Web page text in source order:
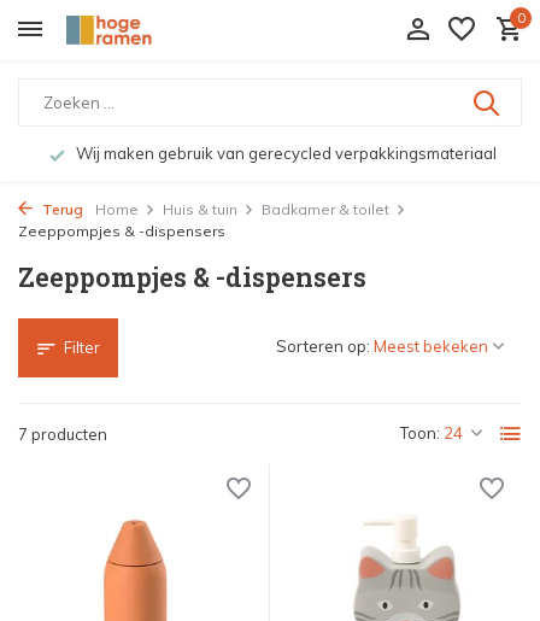
0
Wij maken gebruik van gerecycled verpakkingsmateriaal
Terug Home Huis & tuin
Badkamer & toilet
Zeeppompjes & -dispensers
Zeeppompjes & -dispensers
Filter
7 producten Toon:
Sorteren op: